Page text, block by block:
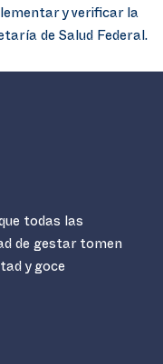
y verificar la
de Salud Federal.
todas las
de gestar tomen
y goce